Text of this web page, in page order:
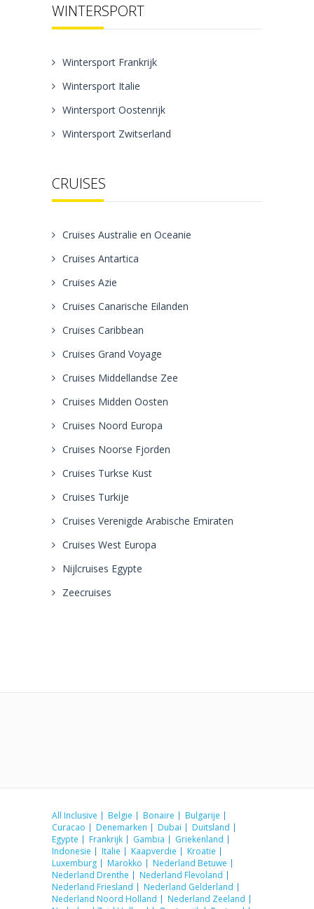
WINTERSPORT
Wintersport Frankrijk
Wintersport Italie
Wintersport Oostenrijk
Wintersport Zwitserland
CRUISES
Cruises Australie en Oceanie
Cruises Antartica
Cruises Azie
Cruises Canarische Eilanden
Cruises Caribbean
Cruises Grand Voyage
Cruises Middellandse Zee
Cruises Midden Oosten
Cruises Noord Europa
Cruises Noorse Fjorden
Cruises Turkse Kust
Cruises Turkije
Cruises Verenigde Arabische Emiraten
Cruises West Europa
Nijlcruises Egypte
Zeecruises
All Inclusive Belgie Bonaire
Bulgarije
Curacao
Denemarken Dubai
Duitsland
Egypte
Frankrijk Gambia
Griekenland
Indonesie
Italie Kaapverdie
Kroatie
Luxemburg
Marokko
Nederland Betuwe
Nederland Drenthe
Nederland Flevoland
Nederland Friesland
Nederland Gelderland
Nederland Noord Holland
Nederland Zeeland